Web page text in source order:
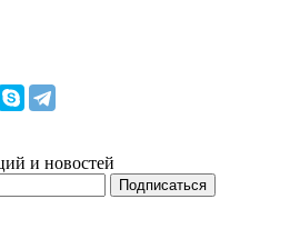
и новостей
Подписаться